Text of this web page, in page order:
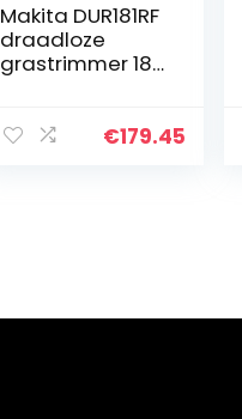
Makita DUR181RF
draadloze
grastrimmer 18
€179.45